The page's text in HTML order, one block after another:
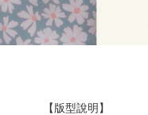
【版型說明】